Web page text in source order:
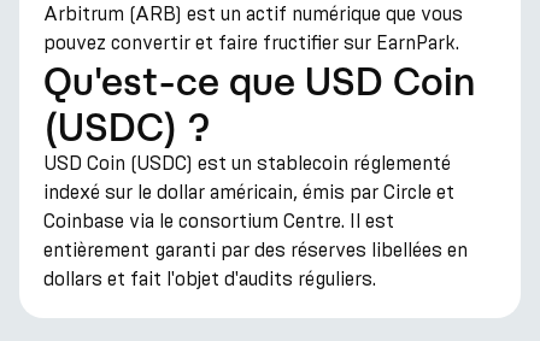
Arbitrum (ARB) est un actif numérique que vous
pouvez convertir et faire fructifier sur EarnPark.
Qu'est-ce que USD Coin
(USDC) ?
USD Coin (USDC) est un stablecoin réglementé
indexé sur le dollar américain, émis par Circle et
Coinbase via le consortium Centre. Il est
entièrement garanti par des réserves libellées en
dollars et fait l'objet d'audits réguliers.